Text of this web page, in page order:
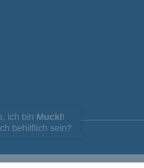
ich bin Muckl!
behilflich sein?